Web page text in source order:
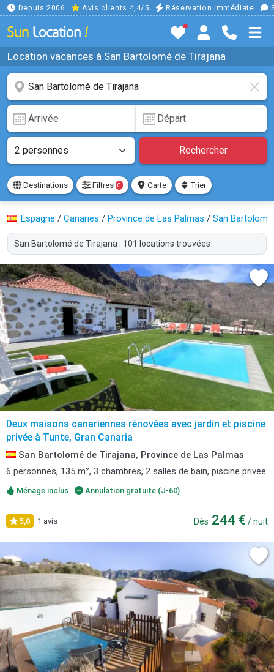
Depuis 2006 Avis clients 4,4/5 Réservation immédiate
Location vacances à San Bartolomé de Tirajana
Rechercher
Destinations Filtres 0 Carte Trier
Espagne / Canaries / Province de Las Palmas / San
San Bartolomé de Tirajana : 101 locations trouvées
Deux maisons canariennes rénovées avec jardin et piscine
privée à Tunte, Gran Canaria
San Bartolomé de Tirajana, Province de Las Palmas
6 personnes, 135 m², 3 chambres, 2 salles de bain, piscine privée.
Ménage inclus Annulation gratuite (J-60)
5,0 1 avis Dès 244 € / nuit